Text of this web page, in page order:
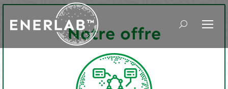
Recherche
Notre offre